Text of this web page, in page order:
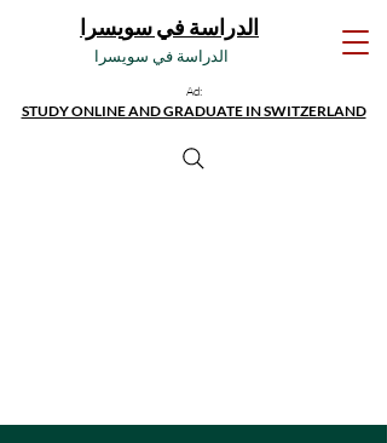
الدراسة في سويسرا
الدراسة في سويسرا
Ad:
STUDY ONLINE AND GRADUATE IN SWITZERLAND